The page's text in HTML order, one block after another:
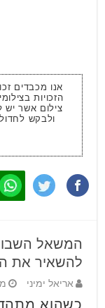
אנו מכבדים
הזכויות
צילום אשר יש
ולבקש
המשאל
להשאיר את
אריאל ימיני
כשהוא